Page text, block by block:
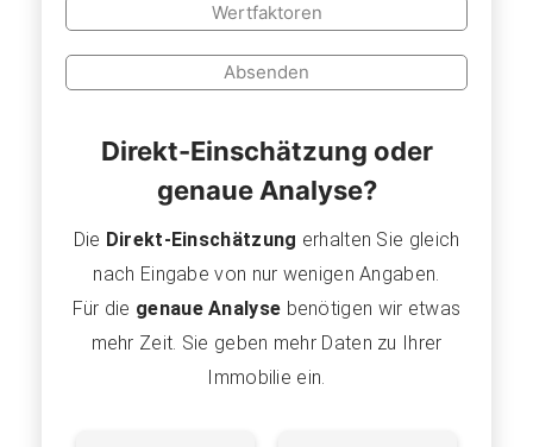
Wertfaktoren
Absenden
Direkt-Einschätzung oder
genaue Analyse?
Die Direkt-Einschätzung erhalten Sie gleich
nach Eingabe von nur wenigen Angaben.
Für die genaue Analyse benötigen wir etwas
mehr Zeit. Sie geben mehr Daten zu Ihrer
Immobilie ein.